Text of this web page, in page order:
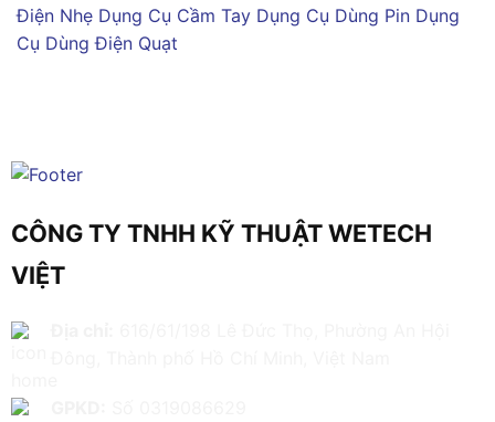
Điện Nhẹ Dụng Cụ Cầm Tay Dụng Cụ Dùng Pin Dụng
Cụ Dùng Điện Quạt
CÔNG TY TNHH KỸ THUẬT WETECH
VIỆT